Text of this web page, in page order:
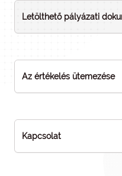
Letölthető pályázati
Az értékelés ütemezése
Kapcsolat